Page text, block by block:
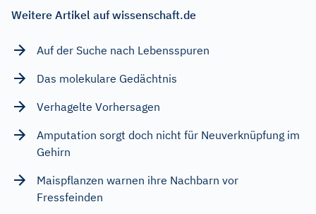
Weitere Artikel auf wissenschaft.de
Auf der Suche nach Lebensspuren
Das molekulare Gedächtnis
Verhagelte Vorhersagen
Amputation sorgt doch nicht für Neuverknüpfung im
Gehirn
Maispflanzen warnen ihre Nachbarn vor
Fressfeinden